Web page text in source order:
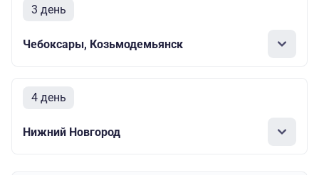
3 день
Чебоксары, Козьмодемьянск
4 день
Нижний Новгород